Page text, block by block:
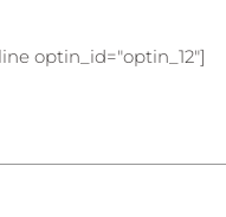
optin_id="optin_12"]